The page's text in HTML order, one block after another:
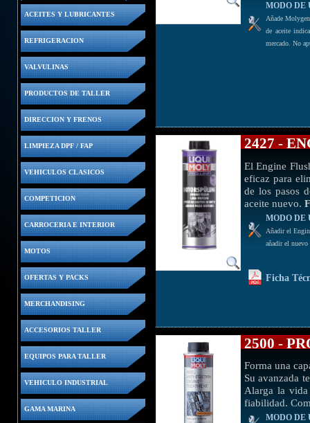
ACEITES Y LUBRICANTES
REFRIGERACION
VALVULINAS
PRODUCTOS DE TALLER
DIRECCION Y FRENOS
LIMPIEZA DPF / FAP
VEHICULOS CLASICOS
COMPETICION
CARROCERIA E INTERIOR
MOTOS
OFERTAS Y PACKS
MERCHANDISING
ACCESORIOS TALLER
EQUIPOS PARA TALLER
VEHICULO INDUSTRIAL
GAMA MARINA
MODO DE
Añade
de aceite
mercado. No
2427 -
El Engine
eficaz para
de los pasos
aceite nuevo.
MODO DE
Añadir el
añadir el
Ficha
2500 -
Forma una
Su avanzada
Alarga la
fiabilidad.
MODO DE